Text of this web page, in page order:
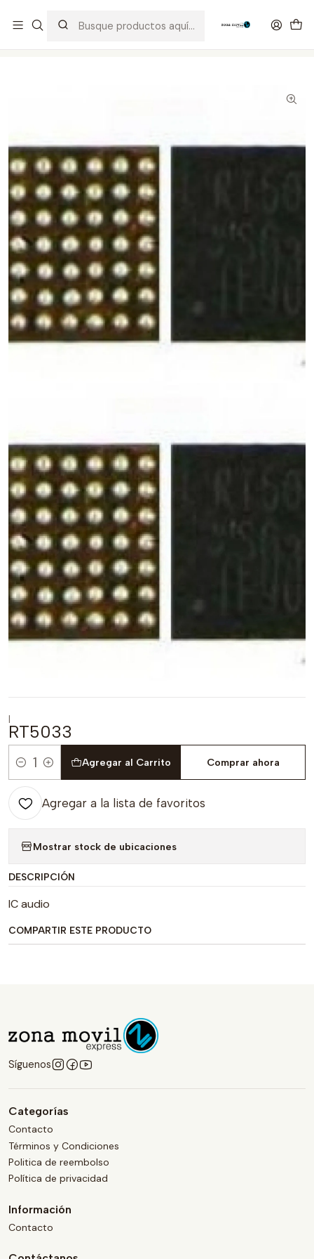
|
RT5033
Cantidad
Agregar al Carrito Comprar ahora
Agregar a la lista de favoritos
Mostrar stock de ubicaciones
DESCRIPCIÓN
IC audio
COMPARTIR ESTE PRODUCTO
Síguenos
Categorías
Contacto
Términos y Condiciones
Politica de reembolso
Política de privacidad
Información
Contacto